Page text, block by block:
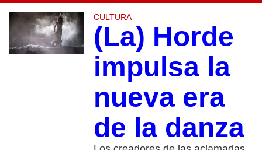
CULTURA
(La) Horde
impulsa la
nueva era
de la danza